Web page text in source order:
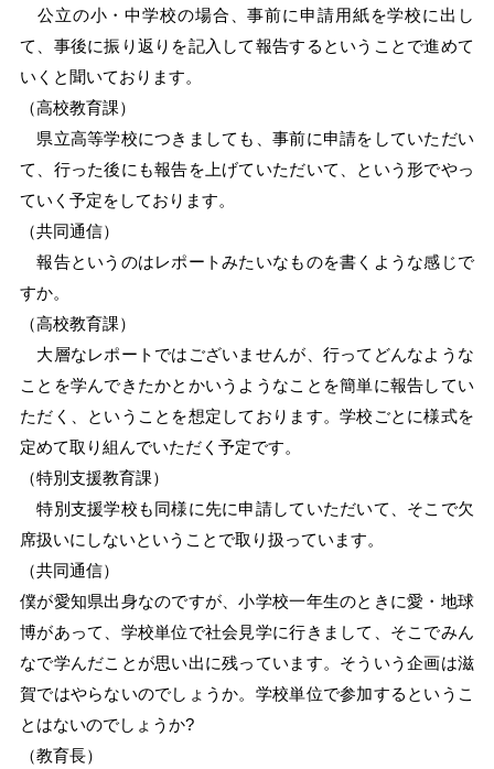
公立の小・中学校の場合、事前に申請用紙を学校に出し
て、事後に振り返りを記入して報告するということで進めて
いくと聞いております。
（高校教育課）
県立高等学校につきましても、事前に申請をしていただい
て、行った後にも報告を上げていただいて、という形でやっ
ていく予定をしております。
（共同通信）
報告というのはレポートみたいなものを書くような感じで
すか。
（高校教育課）
大層なレポートではございませんが、行ってどんなような
ことを学んできたかとかいうようなことを簡単に報告してい
ただく、ということを想定しております。学校ごとに様式を
定めて取り組んでいただく予定です。
（特別支援教育課）
特別支援学校も同様に先に申請していただいて、そこで欠
席扱いにしないということで取り扱っています。
（共同通信）
僕が愛知県出身なのですが、小学校一年生のときに愛・地球
博があって、学校単位で社会見学に行きまして、そこでみん
なで学んだことが思い出に残っています。そういう企画は滋
賀ではやらないのでしょうか。学校単位で参加するというこ
とはないのでしょうか?
（教育長）